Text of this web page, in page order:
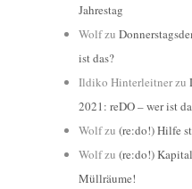
Jahrestag
Wolfzu
ist das?
Ildiko Hinterleitnerzu
2021: reDO – wer ist
Wolfzu (re:do!) Hilfe
Wolfzu (re:do!)
Müllräume!